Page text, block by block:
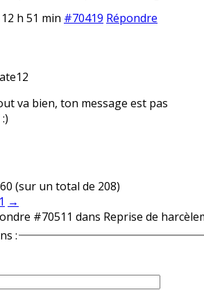
h 51 min #70419 Répondre
va bien, ton message est pas
(sur un total de 208)
→
#70511 dans Reprise de
: